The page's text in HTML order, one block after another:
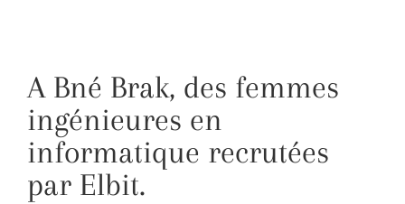
A Bné Brak, des femmes
ingénieures en
informatique recrutées
par Elbit.